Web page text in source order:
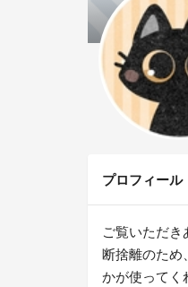
プロフィール
ご覧いただき
断捨離のため
かが使ってく